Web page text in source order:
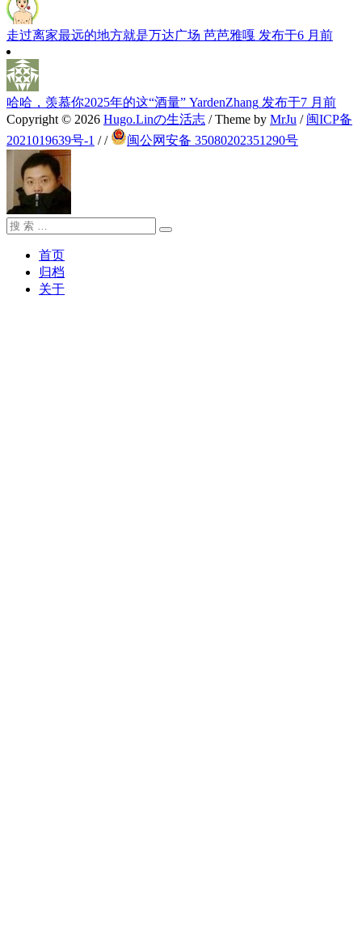
走过离家最远的地方就是万达广场 芭芭雅嘎 发布于6 月前
哈哈，羡慕你2025年的这“酒量” YardenZhang 发布于7 月前
Copyright © 2026 Hugo.Linの生活志 / Theme by MrJu / 闽ICP备
2021019639号-1 // 闽公网安备 35080202351290号
搜
搜
首页
归档
关于